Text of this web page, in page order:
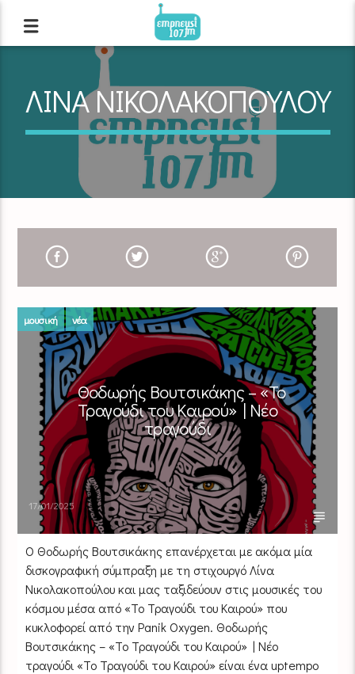
ΛΙΝΑ ΝΙΚΟΛΑΚΟΠΟΥΛΟΥ
μουσική νέα
Θοδωρής Βουτσικάκης – «Το
Τραγούδι του Καιρού» | Νέο
τραγούδι
17/01/2025
Ο Θοδωρής Βουτσικάκης επανέρχεται με ακόμα μία
δισκογραφική σύμπραξη με τη στιχουργό Λίνα
Νικολακοπούλου και μας ταξιδεύουν στις μουσικές του
κόσμου μέσα από «Το Τραγούδι του Καιρού» που
κυκλοφορεί από την Panik Oxygen. Θοδωρής
Βουτσικάκης – «Το Τραγούδι του Καιρού» | Νέο
τραγούδι «Το Τραγούδι του Καιρού» είναι ένα uptempo